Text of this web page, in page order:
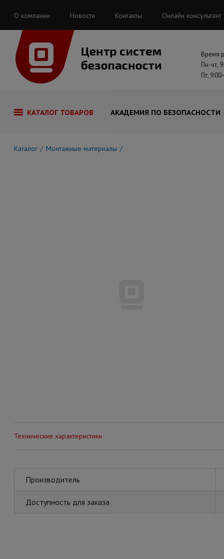
О компании Новости Контакты Онлайн консультант
Время
Пн-чт,
Пт,
КАТАЛОГ ТОВАРОВ АКАДЕМИЯ ПО БЕЗОПАСНОСТИ
Каталог Монтажные материалы
Технические характеристики
Производитель
Доступность для заказа